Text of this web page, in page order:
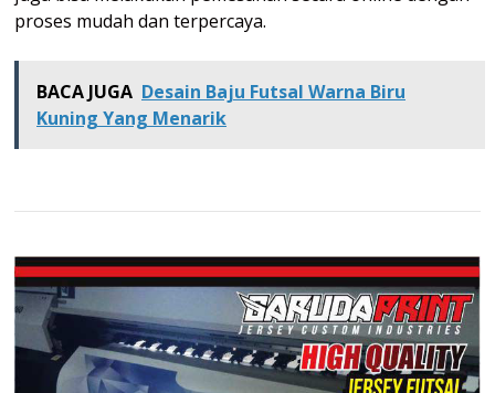
proses mudah dan terpercaya.
BACA JUGA Desain Baju Futsal Warna Biru
Kuning Yang Menarik